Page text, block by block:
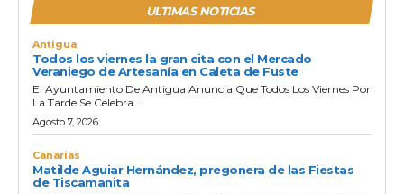
ULTIMAS NOTICIAS
Antigua
Todos los viernes la gran cita con el Mercado
Veraniego de Artesanía en Caleta de Fuste
El Ayuntamiento De Antigua Anuncia Que Todos Los Viernes Por
La Tarde Se Celebra...
Agosto 7, 2026
Canarias
Matilde Aguiar Hernández, pregonera de las Fiestas
de Tiscamanita